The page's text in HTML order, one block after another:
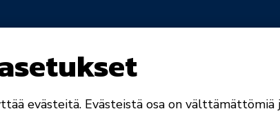
Rekisteri- ja tietosuojaselosteet
evästeitä. Evästeistä osa on